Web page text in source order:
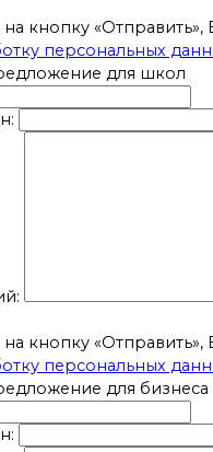
кнопку «Отправить»,
персональных
для школ
кнопку «Отправить»,
персональных
для бизнеса